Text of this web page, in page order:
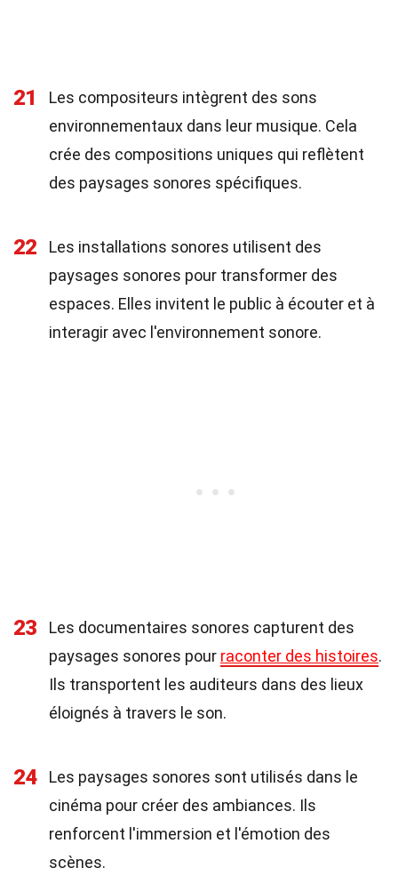
21
Les compositeurs intègrent des sons
environnementaux dans leur musique. Cela
crée des compositions uniques qui reflètent
des paysages sonores spécifiques.
22
Les installations sonores utilisent des
paysages sonores pour transformer des
espaces. Elles invitent le public à écouter et à
interagir avec l'environnement sonore.
23
Les documentaires sonores capturent des
paysages sonores pour raconter des histoires.
Ils transportent les auditeurs dans des lieux
éloignés à travers le son.
24
Les paysages sonores sont utilisés dans le
cinéma pour créer des ambiances. Ils
renforcent l'immersion et l'émotion des
scènes.